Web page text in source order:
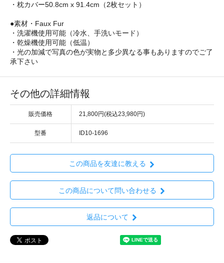
・枕カバー50.8cm x 91.4cm（2枚セット）
●素材・Faux Fur
・洗濯機使用可能（冷水、手洗いモード）
・乾燥機使用可能（低温）
・光の加減で写真の色が実物と多少異なる事もありますのでご了
承下さい
その他の詳細情報
販売価格 21,800円(税込23,980円)
型番 ID10-1696
この商品を友達に教える
この商品について問い合わせる
返品について